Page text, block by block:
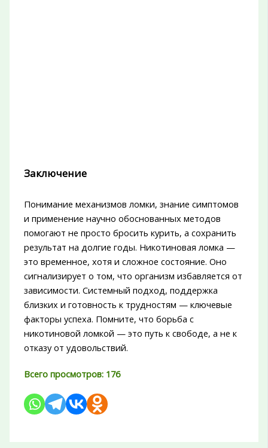
Заключение
Понимание механизмов ломки, знание симптомов
и применение научно обоснованных методов
помогают не просто бросить курить, а сохранить
результат на долгие годы. Никотиновая ломка —
это временное, хотя и сложное состояние. Оно
сигнализирует о том, что организм избавляется от
зависимости. Системный подход, поддержка
близких и готовность к трудностям — ключевые
факторы успеха. Помните, что борьба с
никотиновой ломкой — это путь к свободе, а не к
отказу от удовольствий.
Всего просмотров: 176